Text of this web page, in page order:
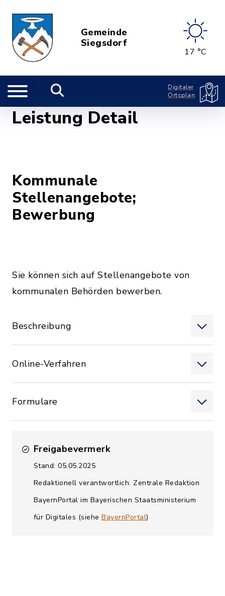
Gemeinde
Siegsdorf
17 °C
Digitaler
Ortsplan
Leistung Detail
Kommunale
Stellenangebote;
Bewerbung
Sie können sich auf Stellenangebote von
kommunalen Behörden bewerben.
Beschreibung
Online-Verfahren
Formulare
Freigabevermerk
Stand: 05.05.2025
Redaktionell verantwortlich: Zentrale Redaktion
BayernPortal im Bayerischen Staatsministerium
für Digitales (siehe BayernPortal)